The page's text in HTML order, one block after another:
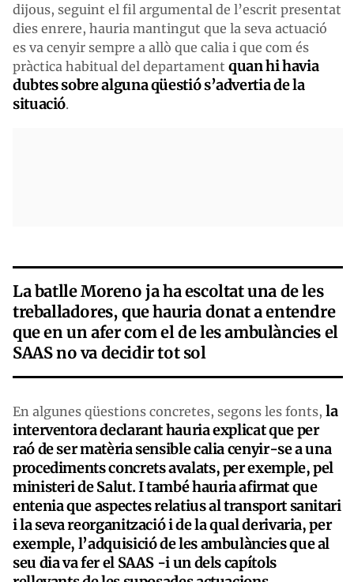
dijous, seguint el fil argumental de l’escrit presentat
dies enrere, hauria mantingut que la seva actuació
es va cenyir sempre a allò que calia i que com és
pràctica habitual del departament quan hi havia
dubtes sobre alguna qüestió s’advertia de la
situació.
La batlle Moreno ja ha escoltat una de les
treballadores, que hauria donat a entendre
que en un afer com el de les ambulàncies el
SAAS no va decidir tot sol
En algunes qüestions concretes, segons les fonts, la
interventora declarant hauria explicat que per
raó de ser matèria sensible calia cenyir-se a una
procediments concrets avalats, per exemple, pel
ministeri de Salut. I també hauria afirmat que
entenia que aspectes relatius al transport sanitari
i la seva reorganització i de la qual derivaria, per
exemple, l’adquisició de les ambulàncies que al
seu dia va fer el SAAS -i un dels capítols